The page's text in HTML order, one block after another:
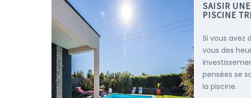
SAISIR
PISCINE
Si vous avez
vous des
pensées se
la piscine.